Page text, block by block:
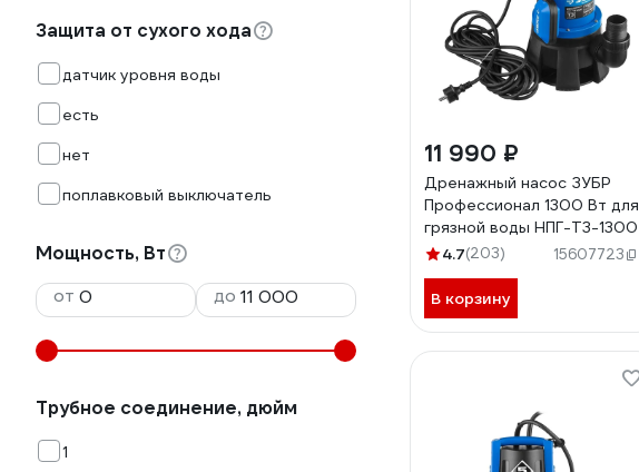
Защита от сухого хода
датчик уровня воды
есть
нет
поплавковый выключатель
Мощность, Вт
от
до
Трубное соединение, дюйм
1
11 990 ₽
Дренажный насос ЗУБР
Профессионал 1300 Вт для
грязной воды НПГ-Т3-1300
4.7(203) 15607723
В корзину